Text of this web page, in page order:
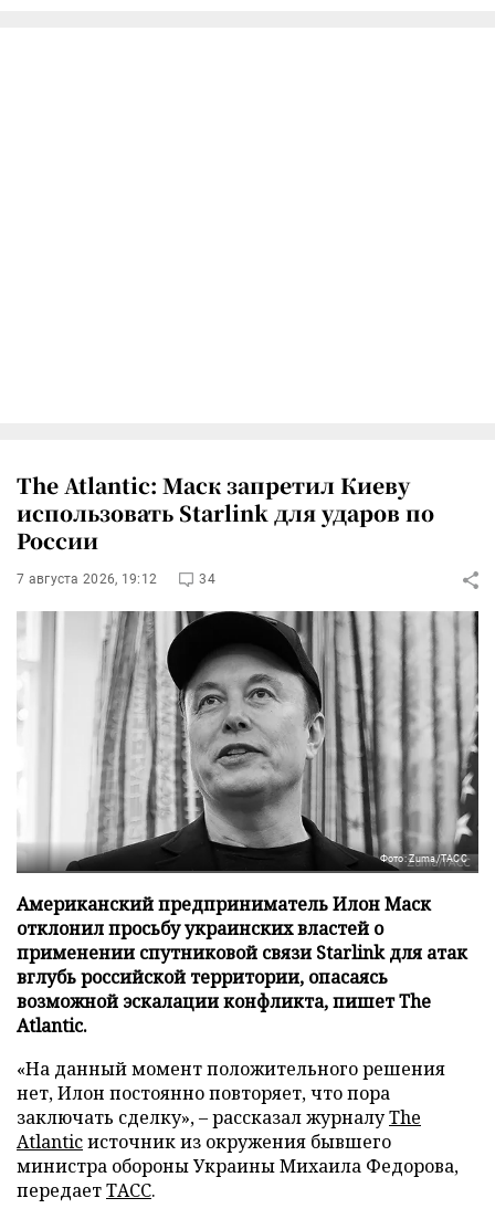
The Atlantic: Маск запретил Киеву
использовать Starlink для ударов по
России
7 августа 2026, 19:12 34
Фото: Zuma/ТАСС
Американский предприниматель Илон Маск
отклонил просьбу украинских властей о
применении спутниковой связи Starlink для атак
вглубь российской территории, опасаясь
возможной эскалации конфликта, пишет The
Atlantic.
«На данный момент положительного решения
нет, Илон постоянно повторяет, что пора
заключать сделку», – рассказал журналуThe
Atlanticисточник из окружения бывшего
министра обороны Украины Михаила Федорова,
передаетТАСС.